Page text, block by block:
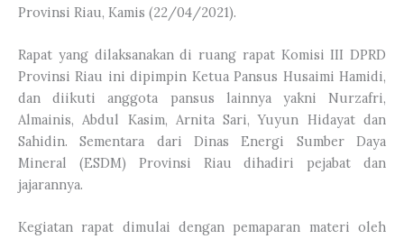
Provinsi Riau, Kamis (22/04/2021).
Rapat yang dilaksanakan di ruang rapat Komisi III DPRD
Provinsi Riau ini dipimpin Ketua Pansus Husaimi Hamidi,
dan diikuti anggota pansus lainnya yakni Nurzafri,
Almainis, Abdul Kasim, Arnita Sari, Yuyun Hidayat dan
Sahidin. Sementara dari Dinas Energi Sumber Daya
Mineral (ESDM) Provinsi Riau dihadiri pejabat dan
jajarannya.
Kegiatan rapat dimulai dengan pemaparan materi oleh